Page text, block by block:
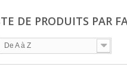
DE PRODUITS PAR
De A à Z